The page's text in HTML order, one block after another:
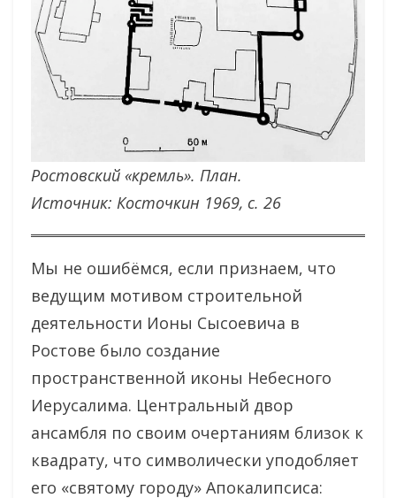
Ростовский «кремль». План.
Источник: Косточкин 1969, с. 26
Мы не ошибёмся, если признаем, что
ведущим мотивом строительной
деятельности Ионы Сысоевича в
Ростове было создание
пространственной иконы Небесного
Иерусалима. Центральный двор
ансамбля по своим очертаниям близок к
квадрату, что символически уподобляет
его «святому городу» Апокалипсиса: